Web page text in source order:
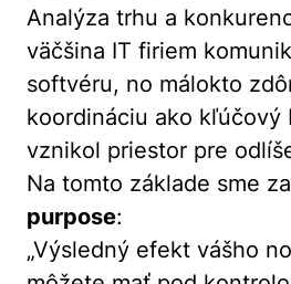
Analýza trhu a
väčšina IT firiem
softvéru, no málokto
koordináciu ako kľúčový
vznikol priestor pre
Na tomto základe sme
purpose:
„Výsledný efekt vášho